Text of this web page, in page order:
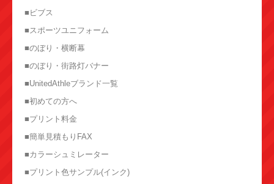
■ビブス
■スポーツユニフォーム
■のぼり・横断幕
■のぼり・街路灯バナー
■UnitedAthleブランド一覧
■初めての方へ
■プリント料金
■簡単見積もりFAX
■カラーシュミレーター
■プリント色サンプル(インク)